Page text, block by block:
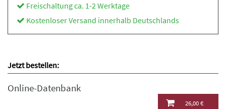
Freischaltung ca. 1-2 Werktage
Kostenloser Versand innerhalb Deutschlands
Jetzt bestellen:
Online-Datenbank
26,00 €